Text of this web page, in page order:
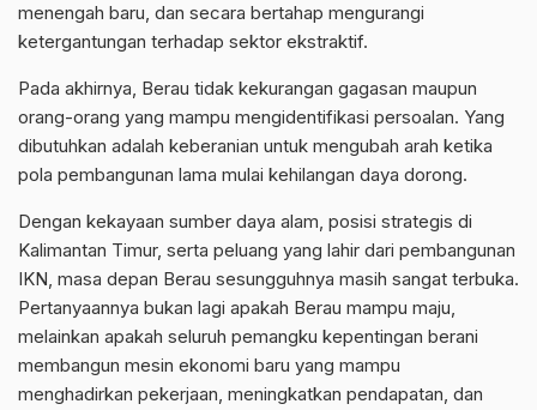
menengah baru, dan secara bertahap mengurangi
ketergantungan terhadap sektor ekstraktif.
Pada akhirnya, Berau tidak kekurangan gagasan maupun
orang-orang yang mampu mengidentifikasi persoalan. Yang
dibutuhkan adalah keberanian untuk mengubah arah ketika
pola pembangunan lama mulai kehilangan daya dorong.
Dengan kekayaan sumber daya alam, posisi strategis di
Kalimantan Timur, serta peluang yang lahir dari pembangunan
IKN, masa depan Berau sesungguhnya masih sangat terbuka.
Pertanyaannya bukan lagi apakah Berau mampu maju,
melainkan apakah seluruh pemangku kepentingan berani
membangun mesin ekonomi baru yang mampu
menghadirkan pekerjaan, meningkatkan pendapatan, dan